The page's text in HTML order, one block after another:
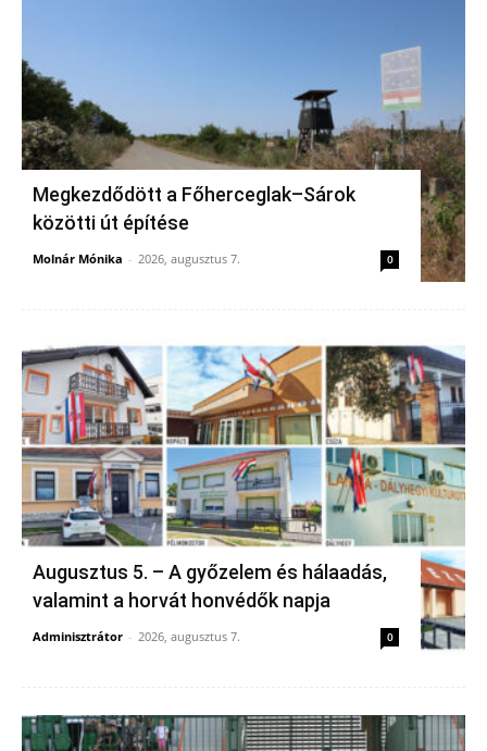
Megkezdődött a Főherceglak–Sárok
közötti út építése
Molnár Mónika - 2026, augusztus 7. 0
Augusztus 5. – A győzelem és hálaadás,
valamint a horvát honvédők napja
Adminisztrátor - 2026, augusztus 7. 0